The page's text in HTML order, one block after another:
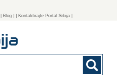
Blog | Kontaktirajte Portal Srbija |